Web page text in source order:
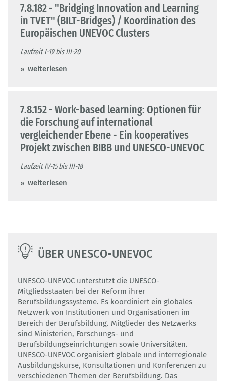
7.8.182 - "Bridging Innovation and Learning
in TVET" (BILT-Bridges) / Koordination des
Europäischen UNEVOC Clusters
Laufzeit I-19 bis III-20
weiterlesen
7.8.152 - Work-based learning: Optionen für
die Forschung auf international
vergleichender Ebene - Ein kooperatives
Projekt zwischen BIBB und UNESCO-UNEVOC
Laufzeit IV-15 bis III-18
weiterlesen
ÜBER UNESCO-UNEVOC
UNESCO-UNEVOC unterstützt die UNESCO-
Mitgliedsstaaten bei der Reform ihrer
Berufsbildungssysteme. Es koordiniert ein globales
Netzwerk von Institutionen und Organisationen im
Bereich der Berufsbildung. Mitglieder des Netzwerks
sind Ministerien, Forschungs- und
Berufsbildungseinrichtungen sowie Universitäten.
UNESCO-UNEVOC organisiert globale und interregionale
Ausbildungskurse, Konsultationen und Konferenzen zu
verschiedenen Themen der Berufsbildung. Das